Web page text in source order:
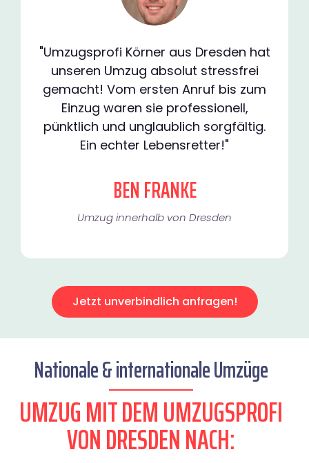
"Umzugsprofi Körner aus Dresden hat
unseren Umzug absolut stressfrei
gemacht! Vom ersten Anruf bis zum
Einzug waren sie professionell,
pünktlich und unglaublich sorgfältig.
Ein echter Lebensretter!"
BEN FRANKE
Umzug innerhalb von Dresden​
Jetzt unverbindlich anfragen!
Nationale & internationale Umzüge
UMZUG MIT DEM UMZUGSPROFI
VON DRESDEN NACH: